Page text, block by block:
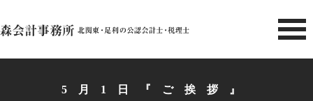
北関東 足利市の公認会計士・
5月1日『ご挨拶』